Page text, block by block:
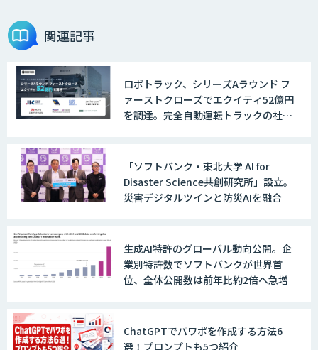
＜Dify活用＞AIエージェントDRIVE
戦略策定から実装まで一気通貫のAIエー
ジェント開発
WARP NEXT
LINE WORKS AiNote
関連記事
ロボトラック、シリーズAラウンド フ
ァーストクローズでエクイティ52億円
を調達。完全自動運転トラックの社会
「ソフトバンク・東北大学 AI for
Disaster Science共創研究所」設立。
災害デジタルツインと防災AIを融合
生成AI特許のグローバル動向公開。企
業別特許数でソフトバンクが世界首
位、全体公開数は前年比約2倍へ急増
ChatGPTでパワポを作成する方法6
選！プロンプトも5つ紹介